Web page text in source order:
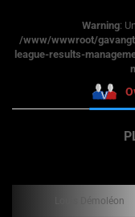
Warning:
/www/wwwroot/
league-results-
Louis Démoléon